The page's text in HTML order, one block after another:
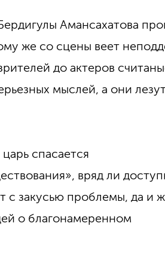
Амансахатова
же со сцены веет
до актеров
мыслей, а они
спасается
вряд ли
с закусью проблемы, да и
о благонамеренном